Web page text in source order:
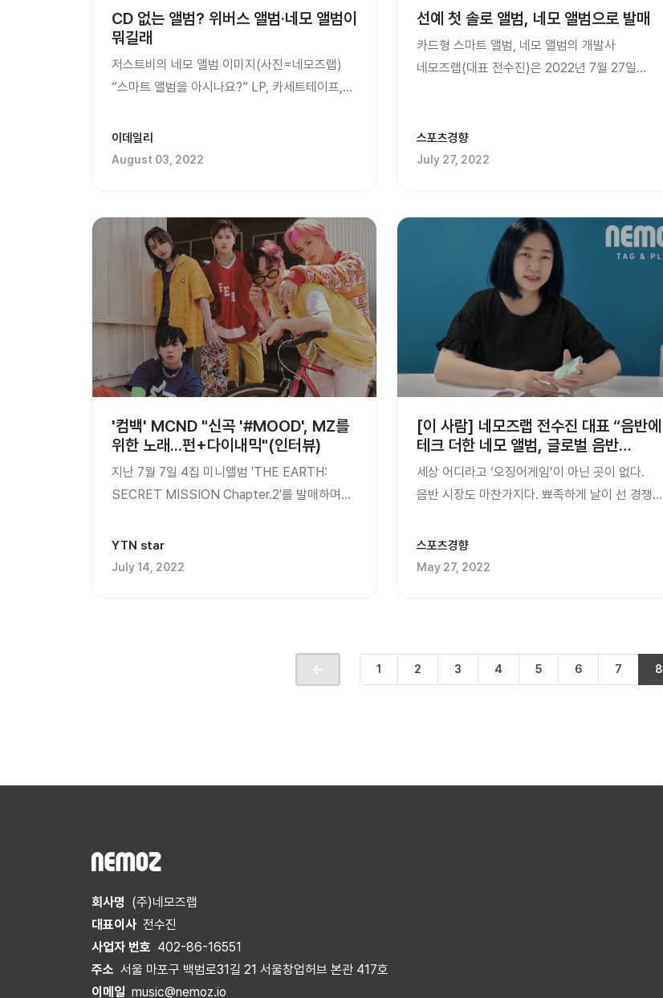
CD 없는 앨범? 위버스 앨범·네모 앨범이
뭐길래
저스트비의 네모 앨범 이미지(사진=네모즈랩)
“스마트 앨범을 아시나요?” LP, 카세트테이프,
주목받고 있다. 스마트 앨범은 CD 없이도 음악을
들을 수 있는 신개념 앨범이다. CD 대신
이데일리
August 03, 2022
선예 첫 솔로 앨범, 네모 앨범으로 발매
카드형 스마트 앨범, 네모 앨범의 개발사
네모즈랩(대표 전수진)은 2022년 7월 27일
밝혔다. 선예의 첫 솔로 앨범은 기존
CD음반으로도 발매되지만 새로운 형태의 카드형
스포츠경향
July 27, 2022
'컴백' MCND "신곡 '#MOOD', MZ를
위한 노래...펀+다이내믹"(인터뷰)
지난 7월 7일 4집 미니앨범 'THE EARTH:
SECRET MISSION Chapter.2'를 발매하며
활동을 마쳤다. 리더인 캐슬제이와 빅, 민재,...
YTN star
July 14, 2022
[이 사람] 네모즈랩 전수진 대표 “음반에
테크 더한 네모 앨범, 글로벌 음반
플랫폼 도전”
세상 어디라고 ‘오징어게임’이 아닌 곳이 없다.
음반 시장도 마찬가지다. 뾰족하게 날이 선 경쟁
세상을 꿈꾸는 이가 있다. ‘△’난 세상에 ‘□
앨범’이 ‘○’ 글로벌 음악 시장에 도전장을 낸
스포츠경향
May 27, 2022
1 2 3 4 5 6 7 8
회사명 (주)네모즈랩
대표이사 전수진
사업자 번호 402-86-16551
주소 서울 마포구 백범로31길 21 서울창업허브 본관 417호
이메일 music@nemoz.io